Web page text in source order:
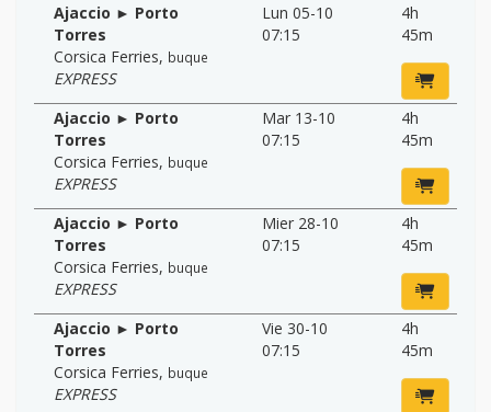
Ajaccio ► Porto
Torres
Corsica Ferries, buque
EXPRESS
Lun 05-10
07:15
4h
45m
Ajaccio ► Porto
Torres
Corsica Ferries, buque
EXPRESS
Mar 13-10
07:15
4h
45m
Ajaccio ► Porto
Torres
Corsica Ferries, buque
EXPRESS
Mier 28-10
07:15
4h
45m
Ajaccio ► Porto
Torres
Corsica Ferries, buque
EXPRESS
Vie 30-10
07:15
4h
45m